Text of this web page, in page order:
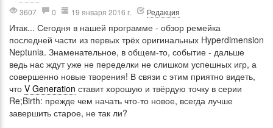
3607
0 19 января 2016 г. Редакция
Итак... Сегодня в нашей программе - обзор ремейка
последней части из первых трёх оригинальных Hyperdimension
Neptunia. Знаменательное, в общем-то, событие - дальше
ведь нас ждут уже не переделки не слишком успешных игр, а
совершенно новые творения! В связи с этим приятно видеть,
что V Generation ставит хорошую и твёрдую точку в серии
Re;Birth: прежде чем начать что-то новое, всегда лучше
завершить старое, не так ли?